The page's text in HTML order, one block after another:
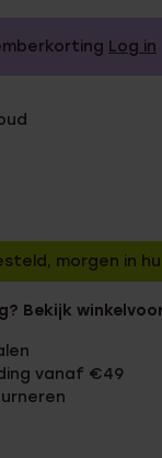
Log in
morgen in
Bekijk
vanaf €49